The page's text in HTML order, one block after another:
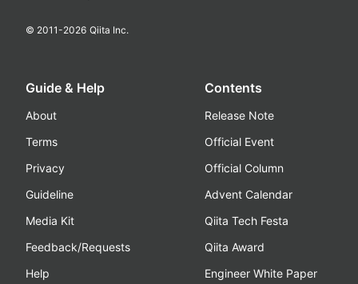
© 2011-2026 Qiita Inc.
Guide & Help
About
Terms
Privacy
Guideline
Media Kit
Feedback/Requests
Help
Contents
Release Note
Official Event
Official Column
Advent Calendar
Qiita Tech Festa
Qiita Award
Engineer White Paper